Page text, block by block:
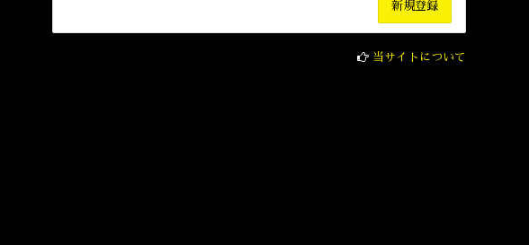
当サイトについて